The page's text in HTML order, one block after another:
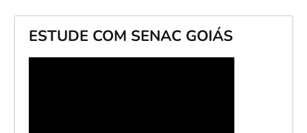
ESTUDE COM SENAC GOIÁS